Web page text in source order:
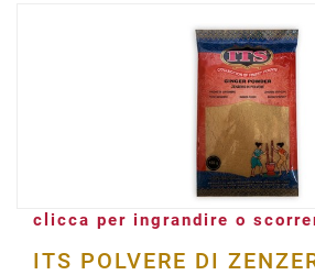
clicca per ingrandire o
ITS POLVERE DI